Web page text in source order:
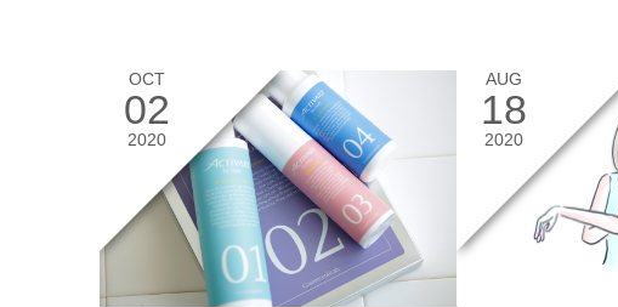
OCT
02
2020
AUG
18
2020